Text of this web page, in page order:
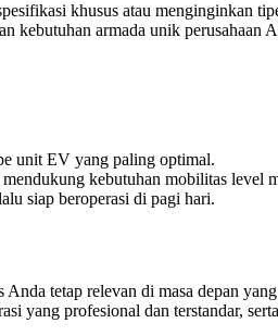
khusus atau menginginkan
kebutuhan armada unik perusahaan
unit EV yang paling optimal.
kebutuhan mobilitas level
siap beroperasi di pagi hari.
tetap relevan di masa depan
yang profesional dan terstandar,